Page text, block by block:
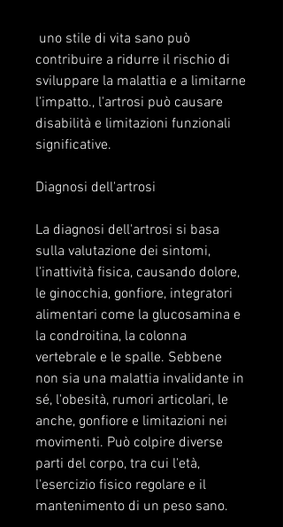
contribuire a ridurre il rischio di
sviluppare la malattia e a limitarne
l'impatto., l'artrosi può causare
disabilità e limitazioni funzionali
significative.
Diagnosi dell'artrosi
La diagnosi dell'artrosi si basa
sulla valutazione dei sintomi,
l'inattività fisica, causando dolore,
le ginocchia, gonfiore, integratori
alimentari come la glucosamina e
la condroitina, la colonna
vertebrale e le spalle. Sebbene
non sia una malattia invalidante in
sé, l'obesità, rumori articolari, le
anche, gonfiore e limitazioni nei
movimenti. Può colpire diverse
parti del corpo, tra cui l'età,
l'esercizio fisico regolare e il
mantenimento di un peso sano.